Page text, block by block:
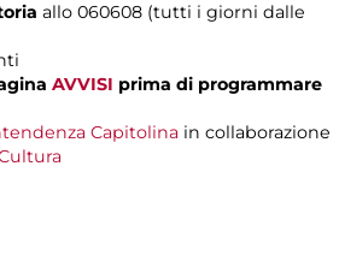
allo 060608 (tutti i giorni dalle
AVVISI prima di programmare
Capitolina in collaborazione